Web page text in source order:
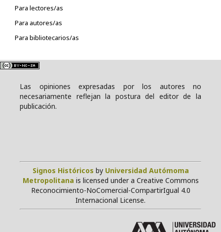
Para lectores/as
Para autores/as
Para bibliotecarios/as
Las opiniones expresadas por los autores no
necesariamente reflejan la postura del editor de la
publicación.
Signos Históricos by Universidad Autómoma
Metropolitana is licensed under a Creative Commons
Reconocimiento-NoComercial-CompartirIgual 4.0
Internacional License.